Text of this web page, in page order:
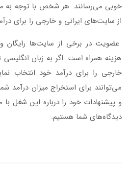
خوبی می‌رسانند. هر شخص با توجه به
از سایت‌های ایرانی و خارجی را برای
عضویت در برخی از سایت‌ها رایگان
هزینه همراه است. اگر به زبان
خارجی را برای درآمد خود انتخاب
می‌توانند برای استخراج میزان درآمد
و پیشنهادات خود را درباره این شغل با
دیدگاه‌های شما هستیم.